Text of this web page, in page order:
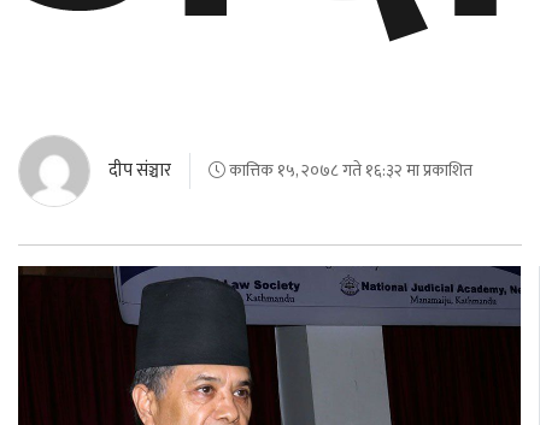
दीप संञ्चार कात्तिक १५, २०७८ गते १६:३२ मा प्रकाशित